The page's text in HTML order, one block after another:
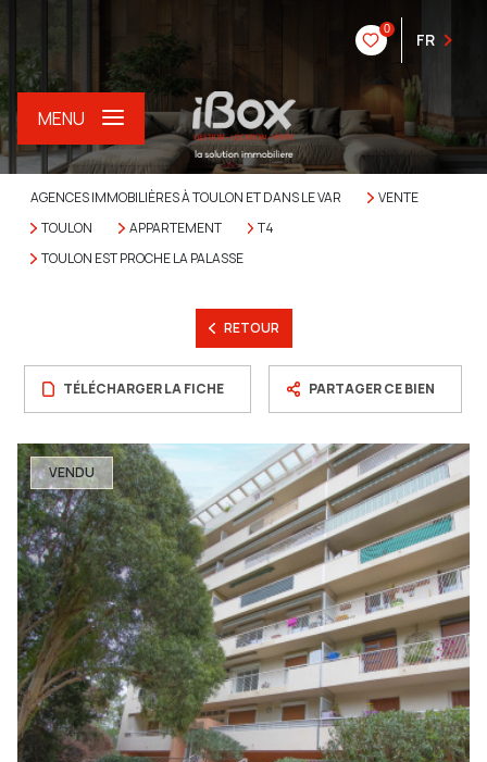
0
FR
MENU
AGENCES IMMOBILIÈRES À TOULON ET DANS LE VAR
VENTE
TOULON
APPARTEMENT
T4
TOULON EST PROCHE LA PALASSE
RETOUR
TÉLÉCHARGER LA FICHE PARTAGER CE BIEN
VENDU